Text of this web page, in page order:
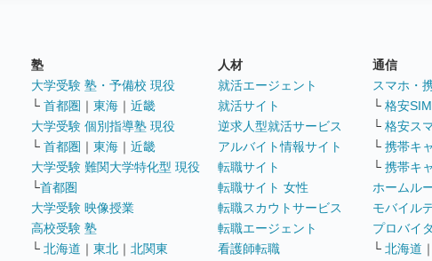
塾
大学受験 塾・予備校 現役
└ 首都圏 ｜ 東海 ｜ 近畿
大学受験 個別指導塾 現役
└ 首都圏 ｜ 東海 ｜ 近畿
大学受験 難関大学特化型 現役
└首都圏
大学受験 映像授業
高校受験 塾
└ 北海道 ｜ 東北 ｜ 北関東
人材
就活エージェント
就活サイト
逆求人型就活サービス
アルバイト情報サイト
転職サイト
転職サイト 女性
転職スカウトサービス
転職エージェント
看護師転職
通信
スマホ・
└ 格安SIM
└ 格安ス
└ 携帯キ
└ 携帯キ
ホームル
モバイル
プロバイ
└ 北海道 ｜